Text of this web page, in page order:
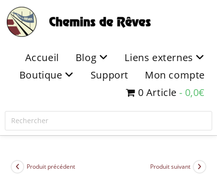
Accueil Blog
Liens externes
Boutique
Support
Mon compte
0 Article
0,0€
Produit précédent Produit suivant